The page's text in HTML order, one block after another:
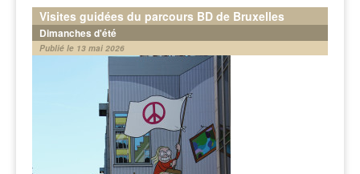
Visites guidées du parcours BD de Bruxelles
Dimanches d'été
Publié le 13 mai 2026